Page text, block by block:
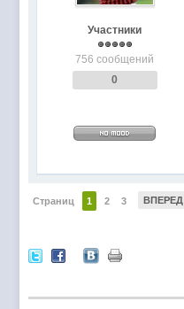
Участники
756 сообщений
0
Страниц 1 2 3 ВПЕРЕД